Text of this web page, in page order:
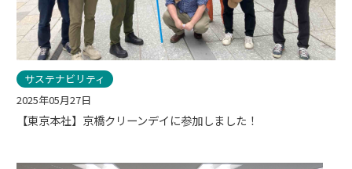
サステナビリティ
2025年05月27日
【東京本社】京橋クリーンデイに参加しました！